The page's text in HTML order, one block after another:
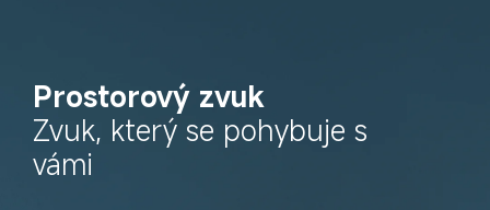
Prostorový zvuk
Zvuk, který se pohybuje s
vámi